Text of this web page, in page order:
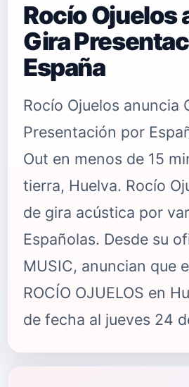
Rocío Ojuelos
Gira
España
Rocío Ojuelos anuncia
Presentación por
Out en menos de 15
tierra, Huelva. Rocío
de gira acústica por
Españolas. Desde su
MUSIC, anuncian que
ROCÍO OJUELOS en
de fecha al jueves 24
un gran cierre a la